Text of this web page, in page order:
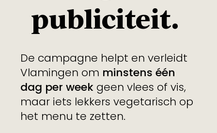
publiciteit.
De campagne helpt en verleidt
Vlamingen om minstens één
dag per week geen vlees of vis,
maar iets lekkers vegetarisch op
het menu te zetten.